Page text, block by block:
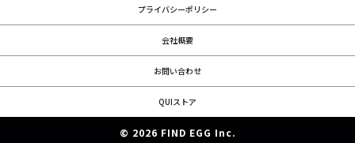
プライバシーポリシー
会社概要
お問い合わせ
QUIストア
© 2026 FIND EGG Inc.